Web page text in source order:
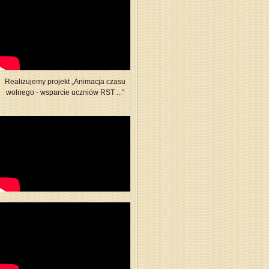
Realizujemy projekt „Animacja czasu
wolnego - wsparcie uczniów RST ..."